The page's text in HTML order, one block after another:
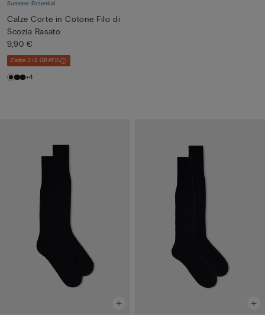
Summer Essential
Calze Corte in Cotone Filo di
Scozia Rasato
9,90 €
Calze 3+3 GRATIS
+4